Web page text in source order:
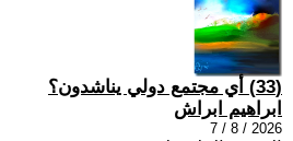
(33) أي مجتمع دولي يناشدون؟
ابراهيم ابراش
2026 / 8 / 7